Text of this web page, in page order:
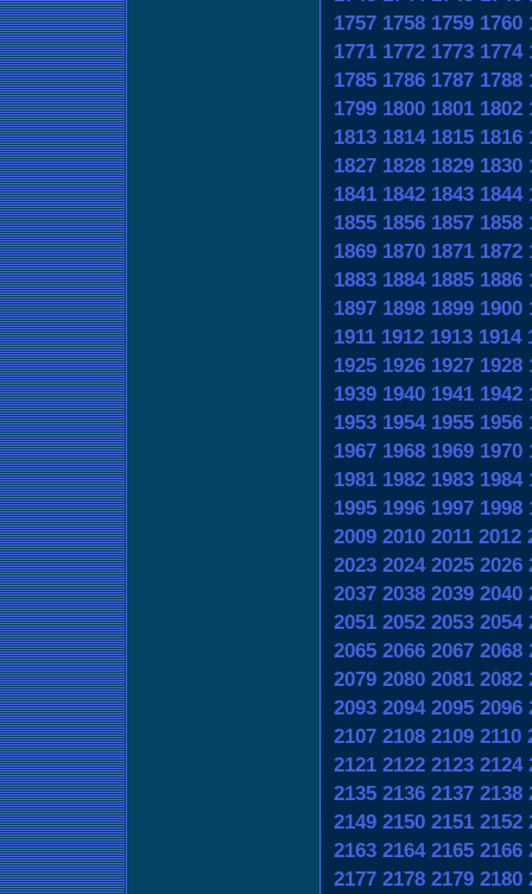
1757 1758 1759 1760
1771 1772 1773 1774
1785 1786 1787 1788
1799 1800 1801 1802
1813 1814 1815 1816
1827 1828 1829 1830
1841 1842 1843 1844
1855 1856 1857 1858
1869 1870 1871 1872
1883 1884 1885 1886
1897 1898 1899 1900
1911 1912 1913 1914
1925 1926 1927 1928
1939 1940 1941 1942
1953 1954 1955 1956
1967 1968 1969 1970
1981 1982 1983 1984
1995 1996 1997 1998
2009 2010 2011 2012
2023 2024 2025 2026
2037 2038 2039 2040
2051 2052 2053 2054
2065 2066 2067 2068
2079 2080 2081 2082
2093 2094 2095 2096
2107 2108 2109 2110
2121 2122 2123 2124
2135 2136 2137 2138
2149 2150 2151 2152
2163 2164 2165 2166
2177 2178 2179 2180